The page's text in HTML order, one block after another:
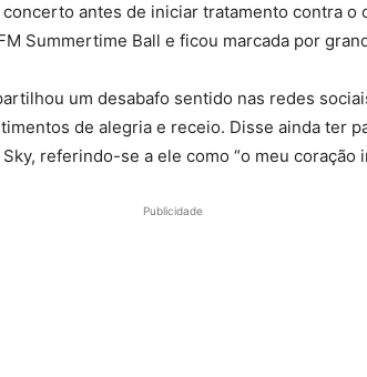
antes de iniciar tratamento contra o
Summertime Ball e ficou marcada por
um desabafo sentido nas redes
de alegria e receio. Disse ainda ter
referindo-se a ele como “o meu coração
Publicidade